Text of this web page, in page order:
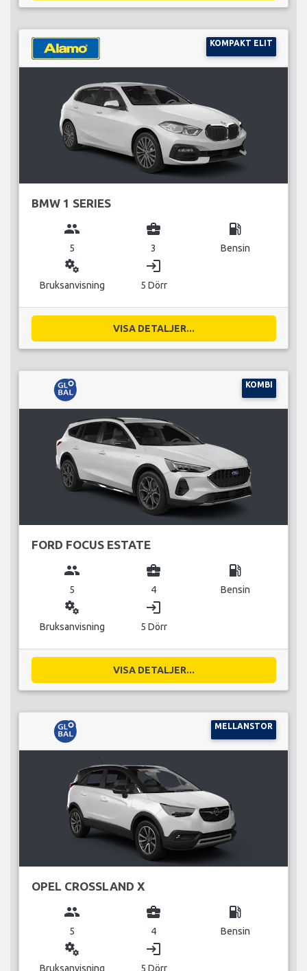
KOMPAKT ELIT
BMW 1 SERIES
group
5
business_center
3
local_gas_station
Bensin
miscellaneous_services
Bruksanvisning
login
5 Dörr
VISA DETALJER...
KOMBI
FORD FOCUS ESTATE
group
5
business_center
4
local_gas_station
Bensin
miscellaneous_services
Bruksanvisning
login
5 Dörr
VISA DETALJER...
MELLANSTOR
OPEL CROSSLAND X
group
5
business_center
4
local_gas_station
Bensin
miscellaneous_services
Bruksanvisning
login
5 Dörr